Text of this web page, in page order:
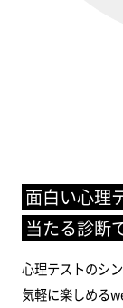
面白い心理
当たる診断
心理テストのシ
気軽に楽しめる